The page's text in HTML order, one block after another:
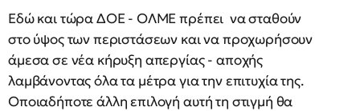
Εδώ και τώρα ΔΟΕ - ΟΛΜΕ πρέπει να σταθούν
στο ύψος των περιστάσεων και να προχωρήσουν
άμεσα σε νέα κήρυξη απεργίας - αποχής
λαμβάνοντας όλα τα μέτρα για την επιτυχία της.
Οποιαδήποτε άλλη επιλογή αυτή τη στιγμή θα